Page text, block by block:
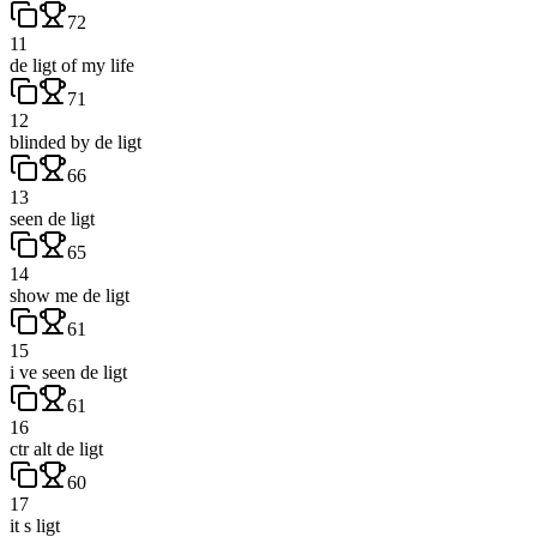
72
11
de ligt of my life
71
12
blinded by de ligt
66
13
seen de ligt
65
14
show me de ligt
61
15
i ve seen de ligt
61
16
ctr alt de ligt
60
17
it s ligt